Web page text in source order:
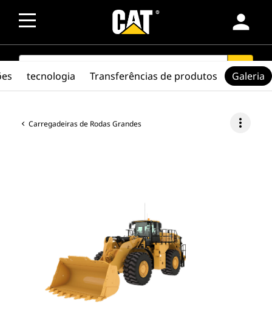
person
SEARCH search
Carregadeiras de Rodas Grandes more_vert
tecnologia Transferências de produtos Galeria